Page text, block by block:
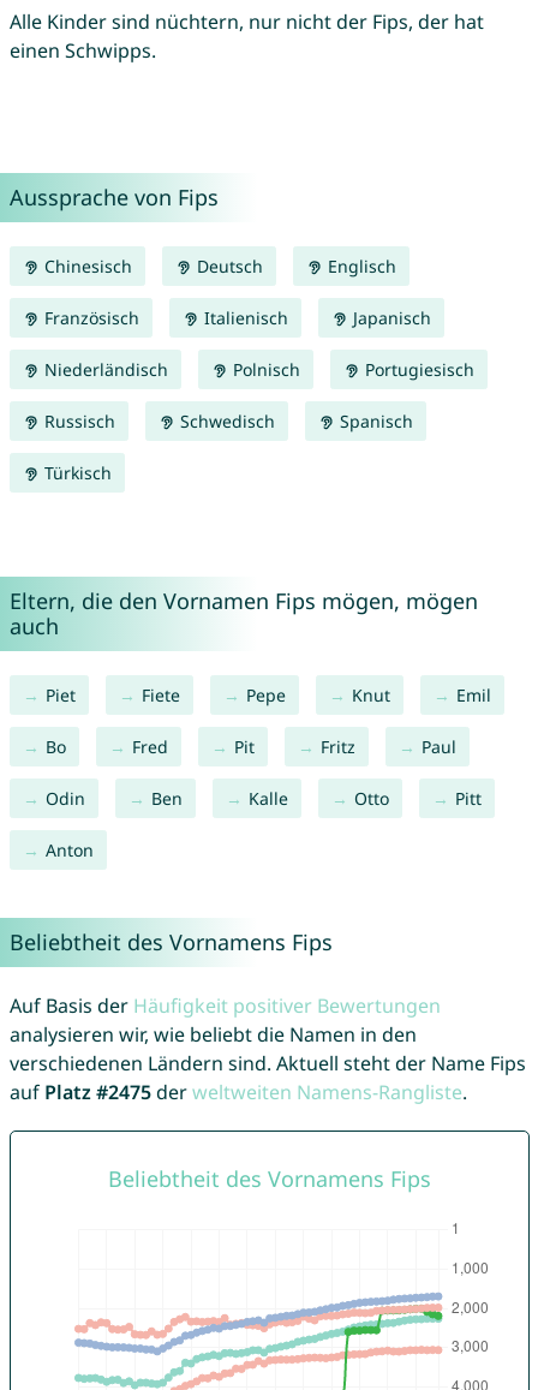
Alle Kinder sind nüchtern, nur nicht der Fips, der hat
einen Schwipps.
Aussprache von Fips
Chinesisch Deutsch Englisch
Französisch Italienisch Japanisch
Niederländisch Polnisch Portugiesisch
Russisch Schwedisch Spanisch
Türkisch
Eltern, die den Vornamen Fips mögen, mögen
auch
Piet Fiete Pepe Knut Emil
Bo Fred Pit Fritz Paul
Odin Ben Kalle Otto Pitt
Anton
Beliebtheit des Vornamens Fips
Auf Basis der Häufigkeit positiver Bewertungen
analysieren wir, wie beliebt die Namen in den
verschiedenen Ländern sind. Aktuell steht der Name Fips
auf Platz #2475derweltweiten Namens-Rangliste.